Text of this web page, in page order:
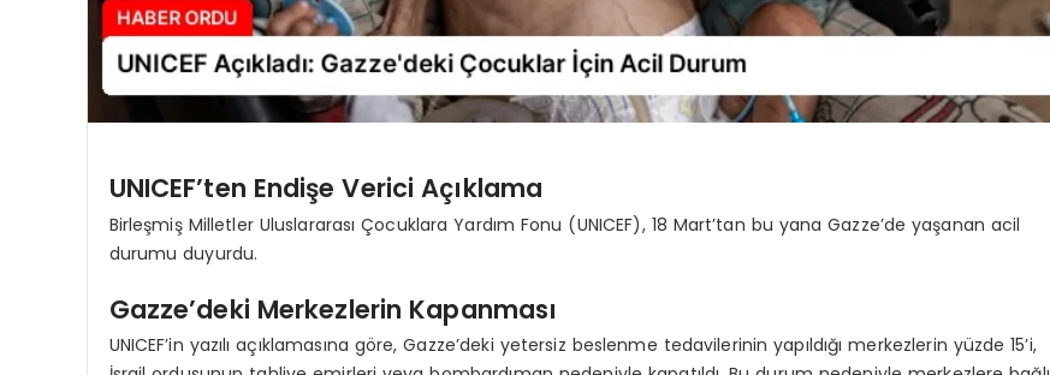
UNICEF’ten Endişe Verici Açıklama
Birleşmiş Milletler Uluslararası Çocuklara Yardım Fonu (UNICEF), 18 Mart’tan bu yana Gazze’de yaşanan acil
durumu duyurdu.
Gazze’deki Merkezlerin Kapanması
UNICEF’in yazılı açıklamasına göre, Gazze’deki yetersiz beslenme tedavilerinin yapıldığı merkezlerin yüzde 15’i,